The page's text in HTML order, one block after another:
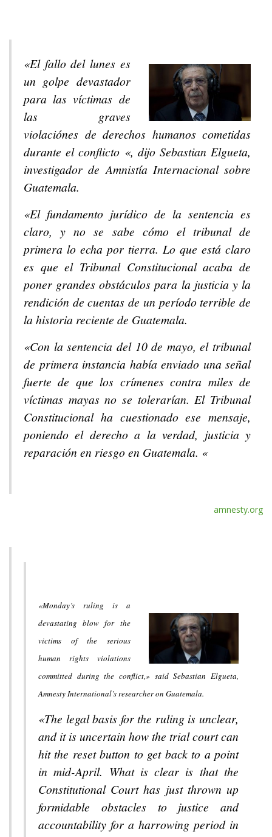
«El fallo del lunes es
un golpe devastador
para las víctimas de
las graves
violaciónes de derechos humanos cometidas
durante el conflicto «, dijo Sebastian Elgueta,
investigador de Amnistía Internacional sobre
Guatemala.
«El fundamento jurídico de la sentencia es
claro, y no se sabe cómo el tribunal de
primera lo echa por tierra. Lo que está claro
es que el Tribunal Constitucional acaba de
poner grandes obstáculos para la justicia y la
rendición de cuentas de un período terrible de
la historia reciente de Guatemala.
«Con la sentencia del 10 de mayo, el tribunal
de primera instancia había enviado una señal
fuerte de que los crímenes contra miles de
víctimas mayas no se tolerarían. El Tribunal
Constitucional ha cuestionado ese mensaje,
poniendo el derecho a la verdad, justicia y
reparación en riesgo en Guatemala. «
amnesty.org
«Monday’s ruling is a
devastating blow for the
victims of the serious
human rights violations
committed during the conflict,» said Sebastian Elgueta,
Amnesty International’s researcher on Guatemala.
«The legal basis for the ruling is unclear,
and it is uncertain how the trial court can
hit the reset button to get back to a point
in mid-April. What is clear is that the
Constitutional Court has just thrown up
formidable obstacles to justice and
accountability for a harrowing period in